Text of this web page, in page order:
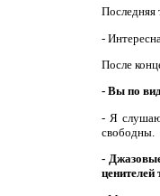
Последняя
-
После
- Вы по
- Я слушаю
свободны.
-